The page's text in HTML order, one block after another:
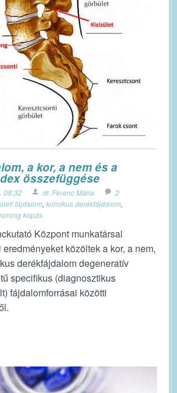
a kor, a nem és a
összefüggése
08:32 dr. Ferenc Mária
2
fájdalom, krónikus derékfájdalom,
kopás
Központ munkatársai
közöltek a kor, a nem,
derékfájdalom degeneratív
specifikus (diagnosztikus
fájdalomforrásai közötti